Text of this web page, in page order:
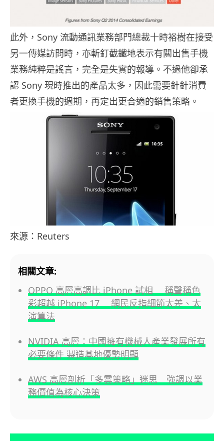
此外，Sony 流動通訊業務部門總裁十時裕樹在接受
另一傳媒訪問時，亦斬釘截鐵地表示有關出售手機
業務純粹是謠言，完全是失實的報導。不過他卻承
認 Sony 現時推出的產品太多，因此需要針針消費
者更換手機的週期，再定出更合適的銷售策略。
來源：Reuters
相關文章:
OPPO 高層高調比 iPhone 試相 稱聲稱色
彩超越 iPhone 17 網民反指細節太差、太
演算法
NVIDIA 高層：中國擁有機械人產業發展所有
必要條件 製造基地優勢明顯
AWS 高層剖析「多雲策略」迷思 強調以業
務價值為核心決策